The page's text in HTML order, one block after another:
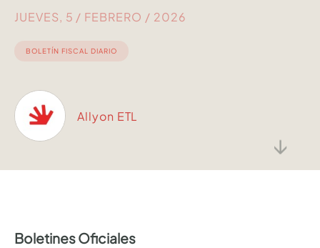
↓
JUEVES, 5 / FEBRERO / 2026
BOLETÍN FISCAL DIARIO
Allyon ETL
Boletines Oficiales